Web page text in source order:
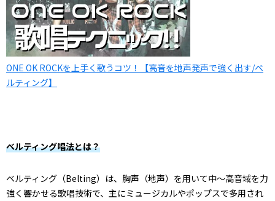
ONE OK ROCKを上手く歌うコツ！【高音を地声発声で強く出す/ベ
ルティング】
ベルティング唱法とは？
ベルティング（Belting）は、胸声（地声）を用いて中〜高音域を力
強く響かせる歌唱技術で、主にミュージカルやポップスで多用され